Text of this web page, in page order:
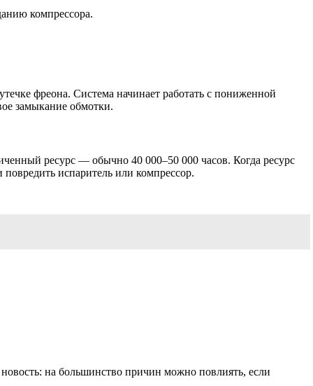
компрессора.
фреона. Система начинает работать с пониженной
замыкание обмотки.
ресурс — обычно 40 000–50 000 часов. Когда ресурс
испаритель или компрессор.
на большинство причин можно повлиять, если